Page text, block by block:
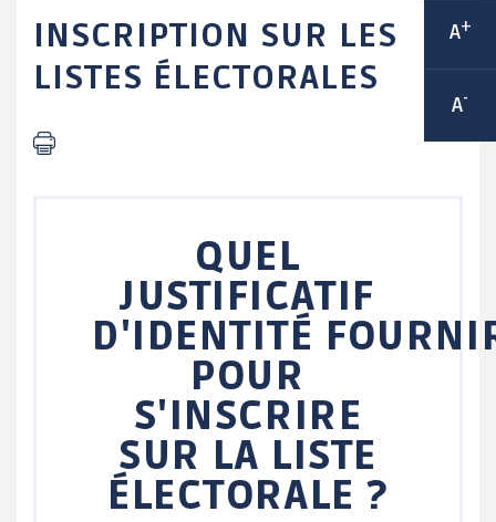
VIE ASSOCIATIVE / ANIMATIONS
A+
A-
INSCRIPTION SUR LES
LISTES ÉLECTORALES
QUEL
JUSTIFICATIF
D'IDENTITÉ
POUR
S'INSCRIRE
SUR LA LISTE
ÉLECTORALE ?